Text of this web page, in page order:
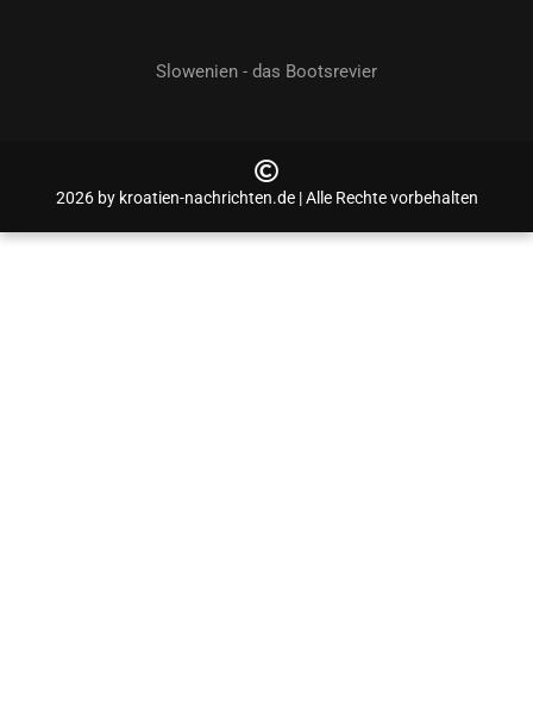
Slowenien - das Bootsrevier
2026 by kroatien-nachrichten.de | Alle Rechte vorbehalten